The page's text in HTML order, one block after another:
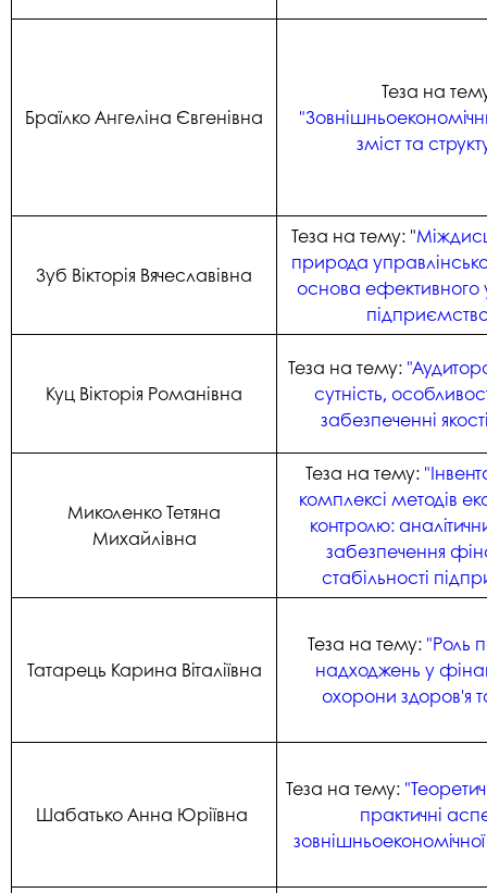
Браїлко Ангеліна Євгенівна
Теза на
зміст та
Зуб Вікторія Вячеславівна
Теза на тему: "
природа
основа ефективного
Куц Вікторія Романівна
Теза на тему:
сутність,
забезпеченні
Миколенко Тетяна
Михайлівна
Теза на тему:
комплексі методів
контролю:
забезпечення
стабільності
Татарець Карина Віталіївна
Теза на тему: "Роль
надходжень у
охорони здоров'я
Шабатько Анна Юріївна
Теза на тему:
практичні
зовнішньоекономічної